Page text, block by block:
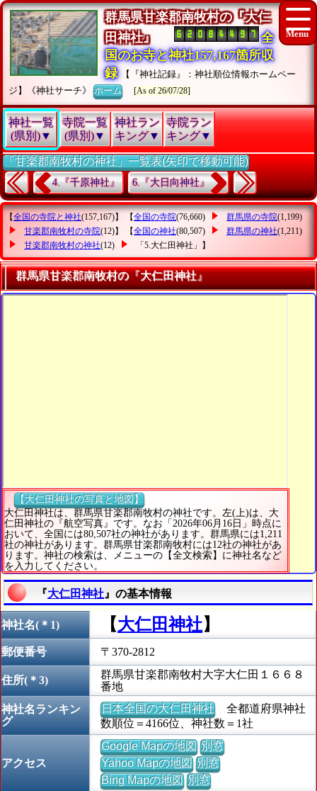
群馬県甘楽郡南牧村の『大仁
田神社』
全
国のお寺と神社157,167箇所収
録
【『神社記録』：神社順位情報ホームペー
ジ】《神社サーチ》ホーム [As of 26/07/28]
神社一覧
(県別)▼
寺院一覧
(県別)▼
神社ラン
キング▼
寺院ラン
キング▼
「甘楽郡南牧村の神社」一覧表(矢印で移動可能)
4.『千原神社』 6.『大日向神社』
【全国の寺院と神社(157,167)】 【全国の寺院(76,660) 群馬県の寺院(1,199)
甘楽郡南牧村の寺院(12)】 【全国の神社(80,507) 群馬県の神社(1,211)
甘楽郡南牧村の神社(12) 「5.大仁田神社」 】
群馬県甘楽郡南牧村の『大仁田神社』
【大仁田神社の写真と地図】
大仁田神社は、群馬県甘楽郡南牧村の神社です。左(上)は、大
仁田神社の『航空写真』です。なお「2026年06月16日」時点に
おいて、全国には80,507社の神社があります。群馬県には1,211
社の神社があります。群馬県甘楽郡南牧村には12社の神社があ
ります。神社の検索は、メニューの【全文検索】に神社名など
を入力してください。
『大仁田神社 』の基本情報
神社名(＊1) 【大仁田神社】
郵便番号 〒370-2812
住所(＊3)
群馬県甘楽郡南牧村大字大仁田１６６８
番地
神社名ランキン
グ
日本全国の大仁田神社全都道府県神社
数順位＝4166位、神社数＝1社
アクセス
Google Mapの地図 別窓
Yahoo Mapの地図 別窓
Bing Mapの地図 別窓